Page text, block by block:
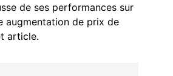
de ses performances sur
augmentation de prix de
article.